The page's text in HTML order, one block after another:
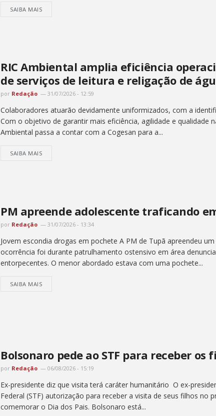
SAIBA MAIS
RIC Ambiental amplia eficiência
de serviços de leitura e religação de
por Redação 31/07/2026 - 12:59
Colaboradores atuarão devidamente uniformizados, com a
Com o objetivo de garantir mais eficiência, agilidade e qualidade
Ambiental passa a contar com a Cogesan para a...
SAIBA MAIS
PM apreende adolescente traficando
por Redação 31/07/2026 - 13:34
Jovem escondia drogas em pochete A PM de Tupã apreendeu
ocorrência foi durante patrulhamento ostensivo em área
entorpecentes. O menor abordado estava com uma pochete...
SAIBA MAIS
Bolsonaro pede ao STF para receber os
por Redação 06/08/2026 - 15:19
Ex-presidente diz que visita terá caráter humanitário O ex-
Federal (STF) autorização para receber a visita de seus filhos no
comemorar o Dia dos Pais. Bolsonaro está...